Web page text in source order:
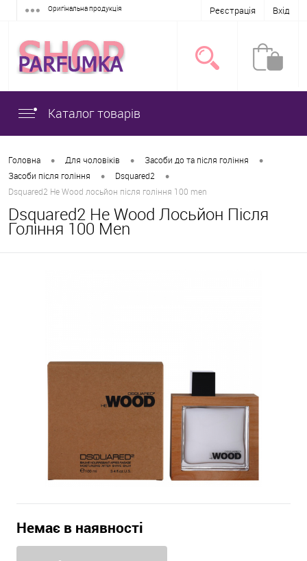
Оригінальна продукція Реєстрація Вхід
Каталог товарів
Головна • Для чоловіків • Засоби до та після гоління •
Засоби після гоління • Dsquared2 •
Dsquared2 He Wood лосьйон після гоління 100 men
Dsquared2 He Wood Лосьйон Після
Гоління 100 Men
Немає в наявності